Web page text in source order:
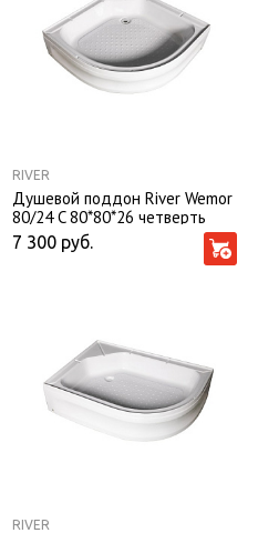
RIVER
Душевой поддон River Wemor
80/24 C 80*80*26 четверть
круга
7 300 руб.
RIVER